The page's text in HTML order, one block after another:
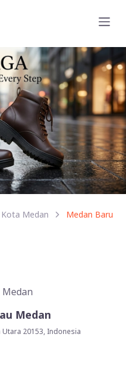
Kota Medan Medan Baru
Medan
Utara 20153, Indonesia